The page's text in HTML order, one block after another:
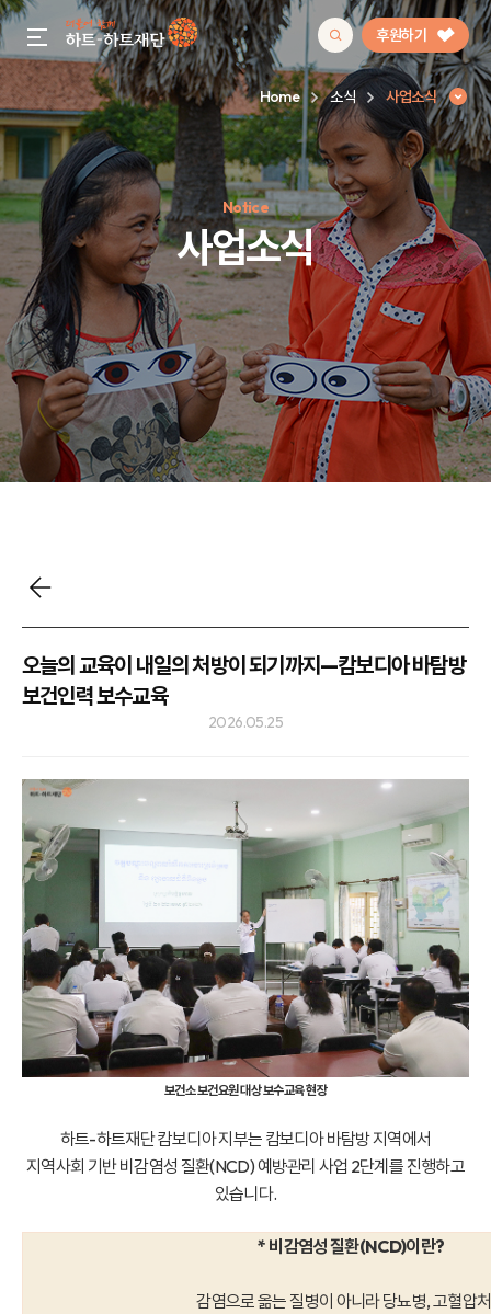
gnb menu open 후원하기
인기 키워드
#정기후원#하트플레이스#캠페인#팬덤후원
Home 소식 사업소식
Notice
사업소식
사업소식
오늘의 교육이 내일의 처방이 되기까지—캄보디아 바탐방
보건인력 보수교육
2026.05.25
보건소 보건요원 대상 보수교육 현장
하트-하트재단 캄보디아 지부는 캄보디아 바탐방 지역에서
지역사회 기반 비감염성 질환(NCD) 예방·관리 사업 2단계를 진행하고
있습니다.
* 비감염성 질환(NCD)이란?
감염으로 옮는 질병이 아니라 당뇨병, 고혈압